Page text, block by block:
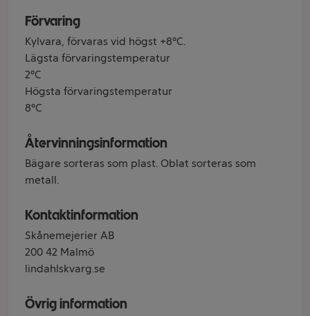
Förvaring
Kylvara, förvaras vid högst +8°C.
Lägsta förvaringstemperatur
2°C
Högsta förvaringstemperatur
8°C
Återvinningsinformation
Bägare sorteras som plast. Oblat sorteras som
metall.
Kontaktinformation
Skånemejerier AB
200 42 Malmö
lindahlskvarg.se
Övrig information